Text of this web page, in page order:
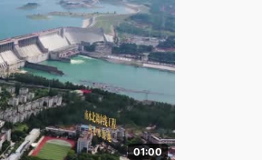
01:00